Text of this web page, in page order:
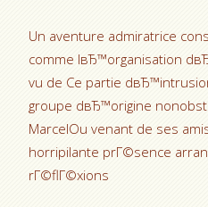
Un aventure admiratrice
comme lвЂ™organisation
vu de Ce partie
groupe dвЂ™origine
MarcelOu venant de ses
horripilante prГ©sence
rГ©flГ©xions